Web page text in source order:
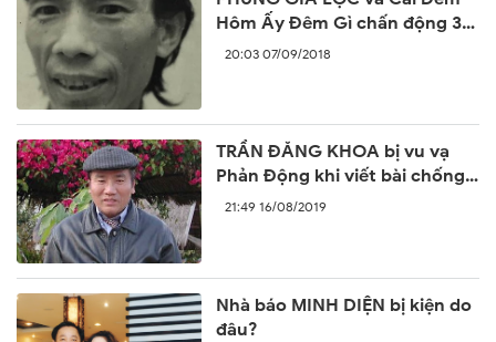
Hôm Ấy Đêm Gì chấn động 30
năm trước
20:03 07/09/2018
TRẦN ĐĂNG KHOA bị vu vạ
Phản Động khi viết bài chống
lại sự ngang ngược của Trung
21:49 16/08/2019
Nhà báo MINH DIỆN bị kiện do
đâu?